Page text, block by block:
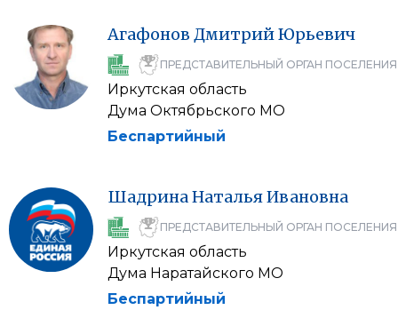
Агафонов ДмитрийЮрьевич
ПРЕДСТАВИТЕЛЬНЫЙ ОРГАН ПОСЕЛЕНИЯ
Иркутская область
Дума Октябрьского МО
Беспартийный
ШадринаНатальяИвановна
ПРЕДСТАВИТЕЛЬНЫЙ ОРГАН ПОСЕЛЕНИЯ
Иркутская область
Дума Наратайского МО
Беспартийный